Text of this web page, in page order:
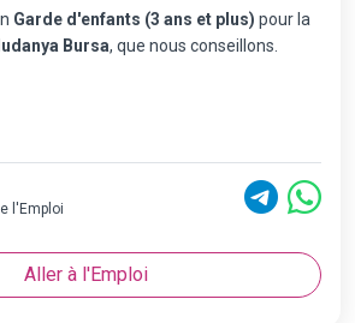
Garde d'enfants (3 ans et plus) pour la
Bursa, que nous conseillons.
l'Emploi
Aller à l'Emploi